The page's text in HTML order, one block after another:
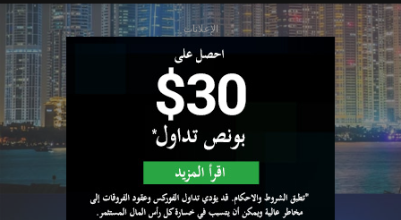
الإعلانات